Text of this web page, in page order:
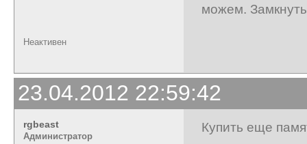
можем.
Неактивен
23.04.2012 22:59:42
rgbeast
Администратор
Купить еще